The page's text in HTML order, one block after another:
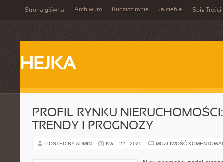
Strona główna Archiwum Budzisz mnie Ja ciebie Spis Treści
HEJKA
PROFIL RYNKU
TRENDY I PROGNOZY
POSTED BY ADMIN KWI - 22 - 2025 MOŻLIWOŚĆ